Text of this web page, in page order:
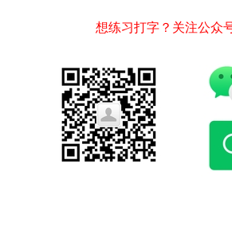
想练习打字？关注公众